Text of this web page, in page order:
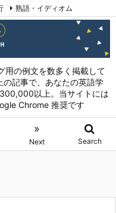
用の例文を数多く掲載して
記事で、あなたの英語学
以上。当サイトには
Chrome 推奨です
»
Next Search
熟語・イディオム